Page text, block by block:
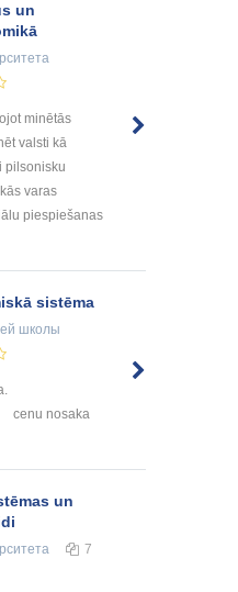
un
minētās
valsti kā
pilsonisku
varas
piespiešanas
sistēma
школы
cenu nosaka
un
7